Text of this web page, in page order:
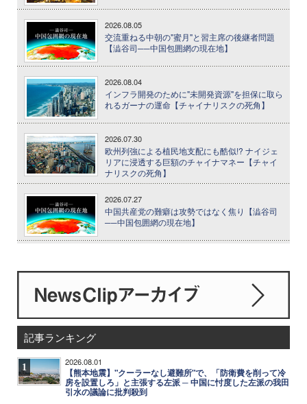
2026.08.05
交流重ねる中朝の"蜜月"と習主席の後継者問題
【澁谷司──中国包囲網の現在地】
2026.08.04
インフラ開発のために"未開発資源"を担保に取ら
れるガーナの運命【チャイナリスクの死角】
2026.07.30
欧州列強による植民地支配にも酷似!? ナイジェ
リアに浸透する巨額のチャイナマネー【チャイ
ナリスクの死角】
2026.07.27
中国共産党の難癖は攻勢ではなく焦り【澁谷司
──中国包囲網の現在地】
記事ランキング
1 2026.08.01
【熊本地震】"クーラーなし避難所"で、「防衛費を削って冷
房を設置しろ」と主張する左派 ─ 中国に忖度した左派の我田
引水の議論に批判殺到